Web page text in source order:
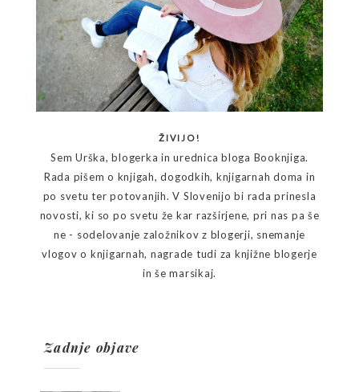
ŽIVIJO!
Sem Urška, blogerka in urednica bloga Booknjiga.
Rada pišem o knjigah, dogodkih, knjigarnah doma in
po svetu ter potovanjih. V Slovenijo bi rada prinesla
novosti, ki so po svetu že kar razširjene, pri nas pa še
ne - sodelovanje založnikov z blogerji, snemanje
vlogov o knjigarnah, nagrade tudi za knjižne blogerje
in še marsikaj.
Zadnje objave